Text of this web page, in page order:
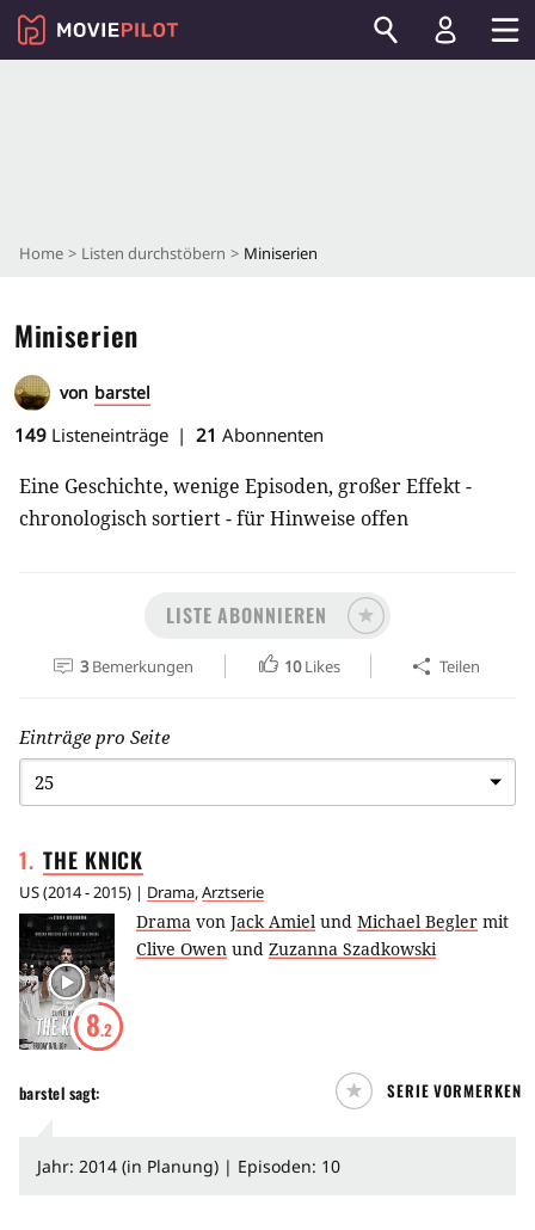
Home Listen durchstöbern Miniserien
Miniserien
von barstel
149 Listeneinträge 21 Abonnenten
Eine Geschichte, wenige Episoden, großer Effekt -
chronologisch sortiert - für Hinweise offen
LISTE ABONNIEREN
3 Bemerkungen 10 Likes Teilen
Einträge pro Seite
1. THE KNICK
US(2014 - 2015) | Drama,Arztserie
8.2
Drama von Jack Amiel und Michael Begler mit
Clive Owen und Zuzanna Szadkowski
barstel sagt: SERIE VORMERKEN
Jahr: 2014 (in Planung) | Episoden: 10